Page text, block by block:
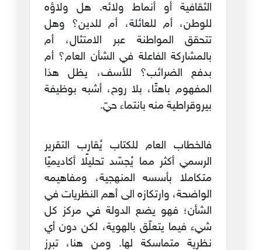
الثقافية أو أنماط ولائه. هل ولاؤه
للوطن، أم للعائلة، أم للدين؟ وهل
تتحقق المواطنة عبر الامتثال، أم
بالمشاركة الفاعلة في الشأن العام؟ أم
بدفع الضرائب؟ للأسف، يظل هذا
المفهوم باهتًا، بلا روح، أشبه بوظيفة
بيروقراطية منه بانتماء حيّ.
فالخطاب العام للكتاب يُقارب التقرير
الرسمي أكثر مما يُجسّد تحليلًا أكاديميًا
متكاملا بأسسه المنهجية، ومفاهيمه
الواضحة، وارتكازه الى أهم النظريات في
الشأن؛ فهو يضع الدولة في مركز كل
شيء فيما يتعلّق بالهوية، لكن دون أي
نظرية متماسكة لها. ومن هنا، تبرز